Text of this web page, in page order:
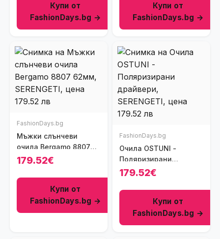
Купи от
FashionDays.bg →
Купи от
FashionDays.bg →
FashionDays.bg
Мъжки слънчеви
очила Bergamo 8807
62мм
179.52€
Купи от
FashionDays.bg →
FashionDays.bg
Очила OSTUNI -
Поляризирани
драйвери
179.52€
Купи от
FashionDays.bg →